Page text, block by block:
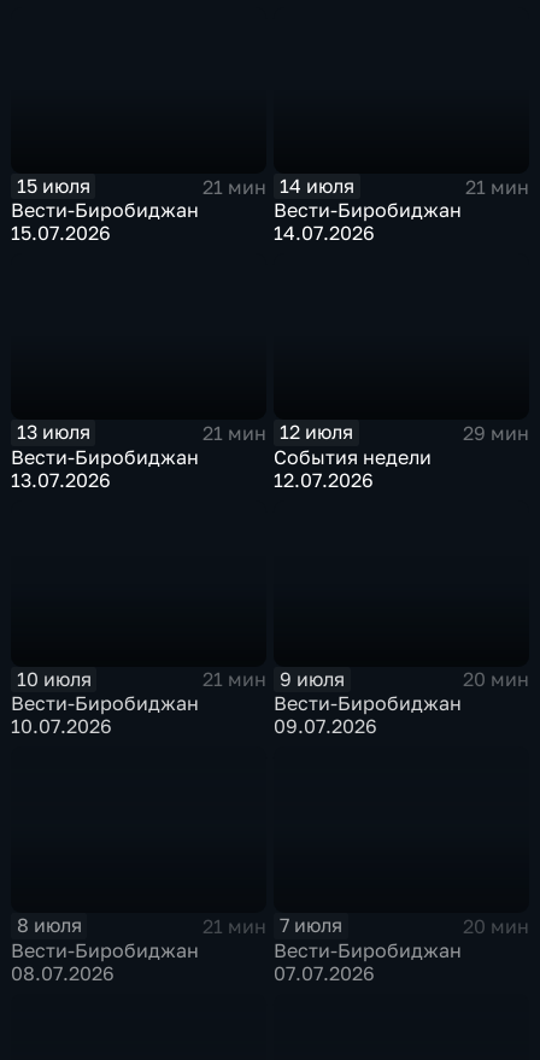
15 июля
21 мин
Вести-Биробиджан
15.07.2026
14 июля
21 мин
Вести-Биробиджан
14.07.2026
13 июля
21 мин
Вести-Биробиджан
13.07.2026
12 июля
29 мин
События недели
12.07.2026
10 июля
21 мин
Вести-Биробиджан
10.07.2026
9 июля
20 мин
Вести-Биробиджан
09.07.2026
8 июля
21 мин
Вести-Биробиджан
08.07.2026
7 июля
20 мин
Вести-Биробиджан
07.07.2026